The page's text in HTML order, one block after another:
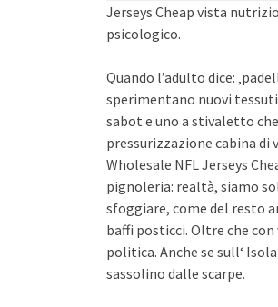
Jerseys Cheap vista
psicologico.
Quando l’adulto dice:
sperimentano nuovi
sabot e uno a stivaletto
pressurizzazione cabina
Wholesale NFL Jerseys
pignoleria: realtà, siamo
sfoggiare, come del resto
baffi posticci. Oltre che
politica. Anche se sull‘
sassolino dalle scarpe.